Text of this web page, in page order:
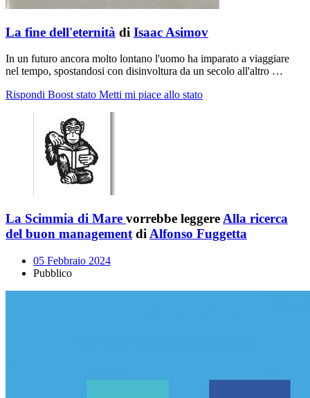
La fine dell'eternità di Isaac Asimov
In un futuro ancora molto lontano l'uomo ha imparato a viaggiare
nel tempo, spostandosi con disinvoltura da un secolo all'altro …
Rispondi Boost stato Metti mi piace allo stato
La Scimmia di Mare vorrebbe leggere Alla ricerca
del buon management di Alfonso Fuggetta
05 Febbraio 2024
Pubblico